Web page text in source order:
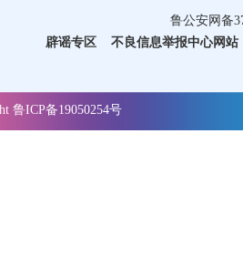
鲁公安网备
辟谣专区
不良信息举报中心网站
鲁ICP备19050254号